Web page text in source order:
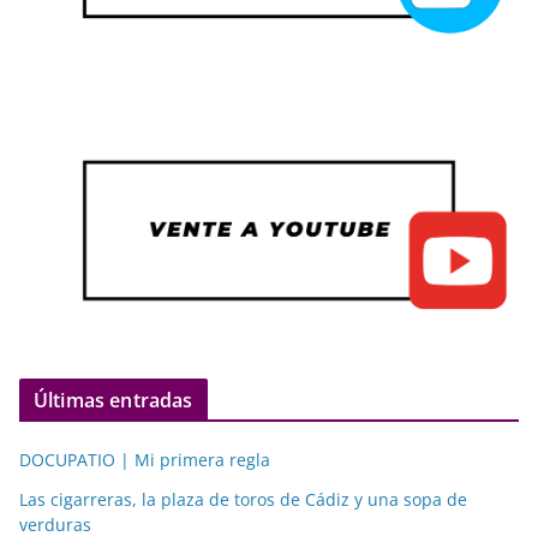
Últimas entradas
DOCUPATIO | Mi primera regla
Las cigarreras, la plaza de toros de Cádiz y una sopa de
verduras